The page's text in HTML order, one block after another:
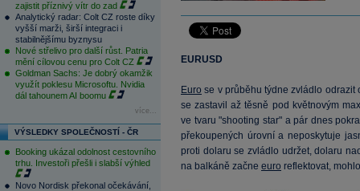
zajistit příznivý vítr do zad
Analytický radar: Colt CZ roste díky
vyšší marži, širší integraci i
stabilnějšímu byznysu
Nové střelivo pro další růst. Patria
mění cílovou cenu pro Colt CZ
Goldman Sachs: Je dobrý okamžik
využít poklesu Microsoftu. Nvidia
dál tahounem AI boomu
více...
VÝSLEDKY SPOLEČNOSTÍ - ČR
Booking ukázal odolnost cestovního
trhu. Investoři přešli i slabší výhled
Novo Nordisk překonal očekávání,
EURUSD
Euro se v průběhu týdne zvládlo odrazit
se zastavil až těsně pod květnovým
ve tvaru "shooting star" a pár dnes
překoupených úrovní a neposkytuje
proti dolaru se zvládlo udržet, dolaru
na balkáně začne euro reflektovat,